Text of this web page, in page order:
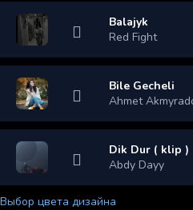
Balajyk
Red Fight
Bile Gecheli
Ahmet
Dik Dur ( klip )
Abdy Dayy
Выбор цвета дизайна